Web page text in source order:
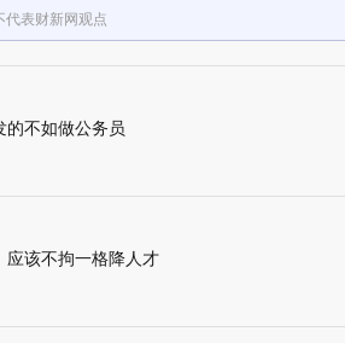
代表财新网观点
的不如做公务员
应该不拘一格降人才